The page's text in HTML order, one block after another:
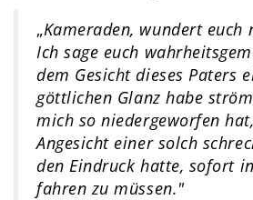
„Kameraden, wundert euch
Ich sage euch
dem Gesicht dieses Paters
göttlichen Glanz habe
mich so niedergeworfen
Angesicht einer solch
den Eindruck hatte, sofort
fahren zu müssen."